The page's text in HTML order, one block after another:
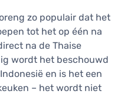
zo populair dat het
tot het op één na
na de Thaise
wordt het beschouwd
en is het een
– het wordt niet